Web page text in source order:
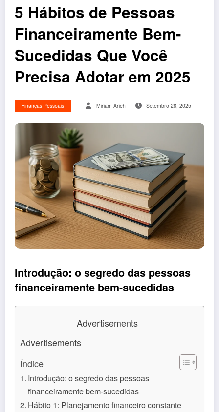
5 Hábitos de Pessoas
Financeiramente Bem-
Sucedidas Que Você
Precisa Adotar em 2025
Finanças Pessoais Miriam Arieh Setembro 28, 2025
Introdução: o segredo das pessoas
financeiramente bem-sucedidas
Advertisements
Advertisements
Índice
Introdução: o segredo das pessoas
financeiramente bem-sucedidas
Hábito 1: Planejamento financeiro constante